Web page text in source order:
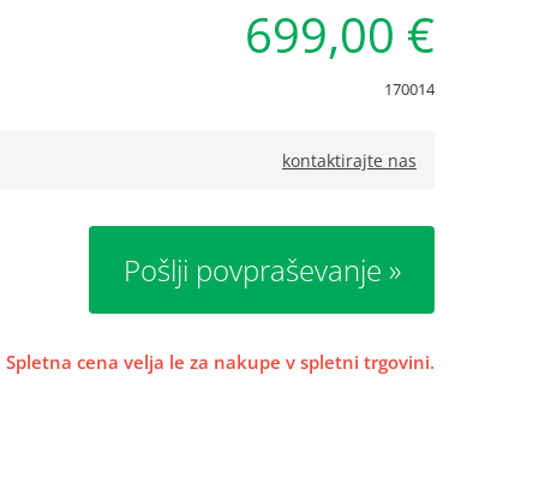
699,00 €
170014
kontaktirajte nas
Pošlji povpraševanje
Spletna cena velja le za nakupe v spletni trgovini.